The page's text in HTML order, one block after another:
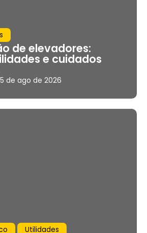
de elevadores:
e cuidados
de ago de 2026
Utilidades